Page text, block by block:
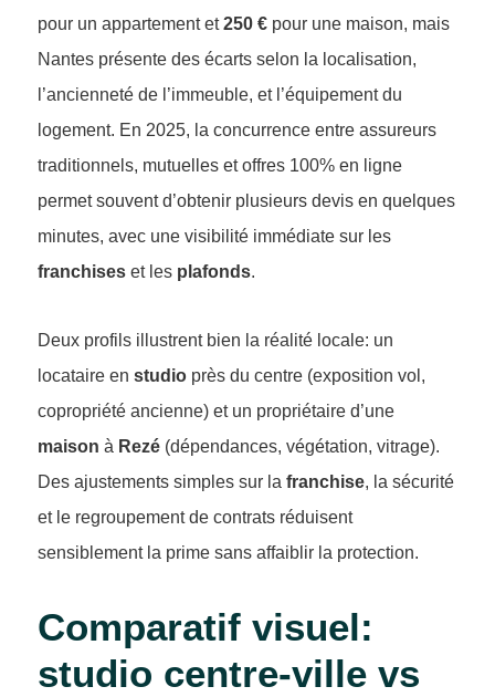
pour un appartement et250 € pour une maison, mais
Nantes présente des écarts selon la localisation,
l’ancienneté de l’immeuble, et l’équipement du
logement. En 2025, la concurrence entre assureurs
traditionnels, mutuelles et offres 100% en ligne
permet souvent d’obtenir plusieurs devis en quelques
minutes, avec une visibilité immédiate sur les
franchises et les plafonds.
Deux profils illustrent bien la réalité locale: un
locataire en studio près du centre (exposition vol,
copropriété ancienne) et un propriétaire d’une
maison à Rezé (dépendances, végétation, vitrage).
Des ajustements simples sur la franchise, la sécurité
et le regroupement de contrats réduisent
sensiblement la prime sans affaiblir la protection.
Comparatif visuel:
studio centre-ville vs